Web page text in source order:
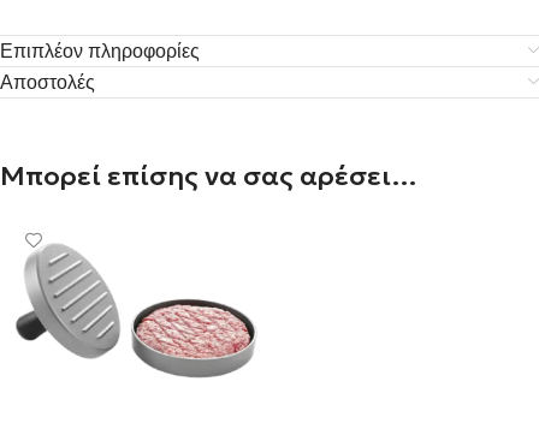
Επιπλέον πληροφορίες
Αποστολές
Μπορεί επίσης να σας αρέσει…